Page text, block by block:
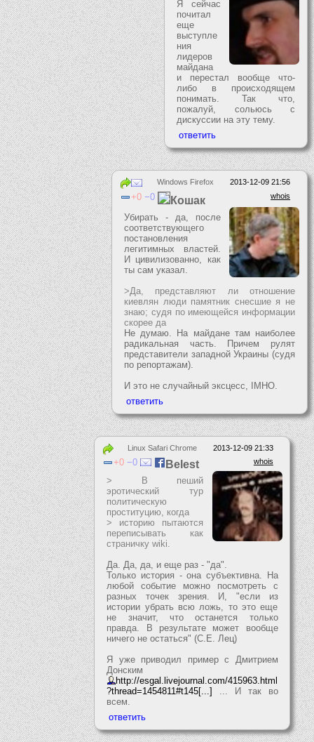
Я сейчас
почитал
еще
выступле
ния
лидеров
майдана
и перестал вообще что-
либо в происходящем
понимать. Так что,
пожалуй, сольюсь с
дискуссии на эту тему.
2013-12-09 21:56
Windows Firefox
whois
0 0 Кошак
Убирать - да, после
соответствующего
постановления
легитимных властей.
И цивилизованно, как
ты сам указал.
>Да, представляют ли отношение
киевлян люди памятник снесшие я не
знаю; судя по имеющейся информации
скорее да
Не думаю. На майдане там наиболее
радикальная часть. Причем рулят
представители западной Украины (судя
по репортажам).
И это не случайный эксцесс, IMHO.
2013-12-09 21:33
Linux Safari Chrome
whois
0 0 Belest
> В пеший
эротический тур
политическую
проституцию, когда
> историю пытаются
переписывать как
страничку wiki.
Да. Да, да, и еще раз - "да".
Только история - она субъективна. На
любой событие можно посмотреть с
разных точек зрения. И, "если из
истории убрать всю ложь, то это еще
не значит, что останется только
правда. В результате может вообще
ничего не остаться" (С.Е. Лец)
Я уже приводил пример с Дмитрием
Донским
http://esgal.livejournal.com/415963.html
?thread=1454811#t145[...]
... И так во
всем.